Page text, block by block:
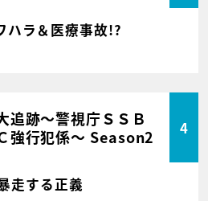
ラ＆医療事故!?
追跡～警視庁ＳＳＢ
強行犯係～ Season2
4
走する正義